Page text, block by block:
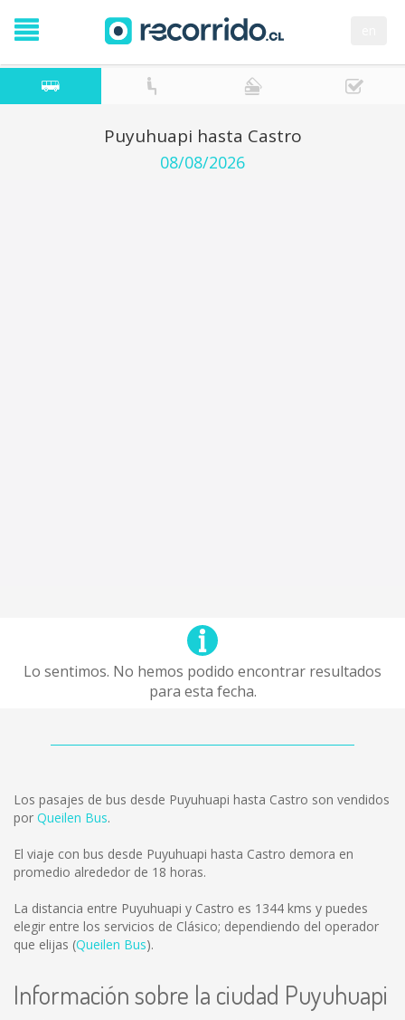
Puyuhuapi hasta Castro
08/08/2026
Lo sentimos. No hemos podido encontrar resultados
para esta fecha.
Los pasajes de bus desde Puyuhuapi hasta Castro son vendidos
por Queilen Bus.
El viaje con bus desde Puyuhuapi hasta Castro demora en
promedio alrededor de 18 horas.
La distancia entre Puyuhuapi y Castro es 1344 kms y puedes
elegir entre los servicios de Clásico; dependiendo del operador
que elijas (Queilen Bus).
Información sobre la ciudad Puyuhuapi